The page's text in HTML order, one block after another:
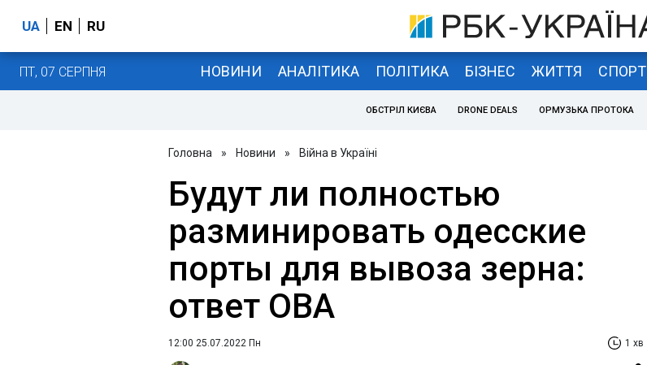
UA EN RU
ПТ, 07 СЕРПНЯ НОВИНИ АНАЛІТИКА ПОЛІТИКА БІЗНЕС ЖИТТЯ СПОРТ
ОБСТРІЛ КИЄВА DRONE DEALS ОРМУЗЬКА ПРОТОКА
Головна » Новини » Війна в Україні
Будут ли полностью
разминировать одесские
порты для вывоза зерна:
ответ ОВА
12:00 25.07.2022 Пн 1 хв